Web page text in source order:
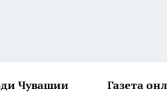
Чувашии Газета